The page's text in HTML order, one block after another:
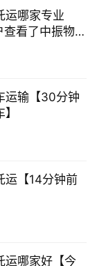
运哪家专业
查看了中振物
运输【30分钟
运【14分钟前
运哪家好【今